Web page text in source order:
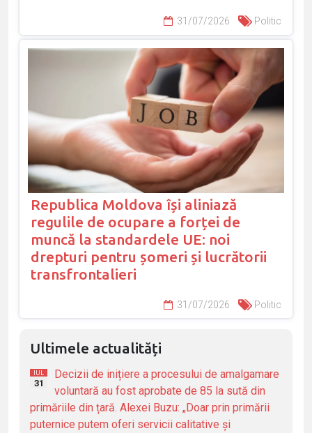
31/07/2026 Politic
Republica Moldova își aliniază
regulile de ocupare a forței de
muncă la standardele UE: noi
drepturi pentru șomeri și lucrătorii
transfrontalieri
31/07/2026 Politic
Ultimele actualități
IUL
31
Decizii de inițiere a procesului de amalgamare
voluntară au fost aprobate de 85 la sută din
primăriile din țară. Alexei Buzu: „Doar prin primării
puternice putem oferi servicii calitative și